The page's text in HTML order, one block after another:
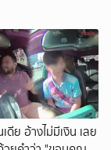
ดีย อ้างไม่มีเงิน เลย